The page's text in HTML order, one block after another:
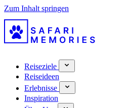
Zum Inhalt springen
Reiseziele
Reiseideen
Erlebnisse
Inspiration